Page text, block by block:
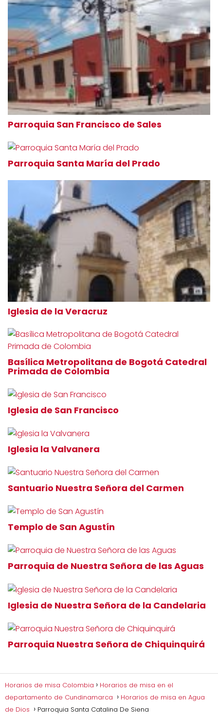
Parroquia San Francisco de Sales
Parroquia Santa María del Prado
Iglesia de la Veracruz
Basílica Metropolitana de Bogotá Catedral
Primada de Colombia
Iglesia de San Francisco
Iglesia la Valvanera
Santuario Nuestra Señora del Carmen
Templo de San Agustín
Parroquia de Nuestra Señora de las Aguas
Iglesia de Nuestra Señora de la Candelaria
Parroquia Nuestra Señora de Chiquinquirá
Horarios de misa Colombia
Horarios de misa en el
departamento de Cundinamarca
Horarios de misa en Agua
de Dios
Parroquia Santa Catalina De Siena